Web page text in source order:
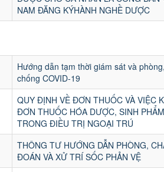
NAM ĐĂNG KÝHÀNH NGHỀ DƯỢC
Hướng dẫn tạm thời giám sát và phòng,
chống COVID-19
QUY ĐỊNH VỀ ĐƠN THUỐC VÀ VIỆC
ĐƠN THUỐC HÓA DƯỢC, SINH PHẨM
TRONG ĐIỀU TRỊ NGOẠI TRÚ
THÔNG TƯ HƯỚNG DẪN PHÒNG,
ĐOÁN VÀ XỬ TRÍ SỐC PHẢN VỆ